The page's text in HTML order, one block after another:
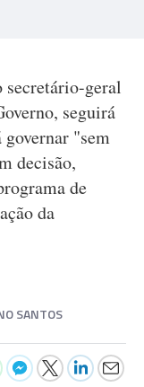
secretário-geral
seguirá
"sem
decisão,
de
da
SANTOS